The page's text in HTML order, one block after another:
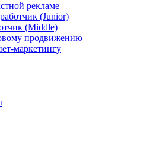
рекламе
(Junior)
(Middle)
продвижению
маркетингу